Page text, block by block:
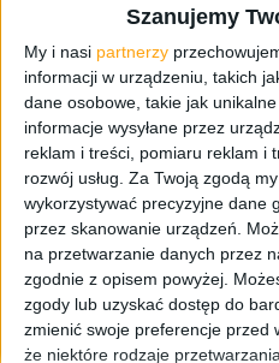
Szanujemy
My i nasi partnerzy
informacji w urządzeniu, takich
dane osobowe, takie jak
informacje wysyłane przez
reklam i treści, pomiaru reklam i
rozwój usług. Za Twoją zgodą
wykorzystywać precyzyjne dane
przez skanowanie urządzeń.
na przetwarzanie danych przez
zgodnie z opisem powyżej.
zgody lub uzyskać dostęp do
zmienić swoje preferencje przed
że niektóre rodzaje